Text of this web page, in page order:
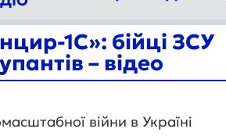
1С»: бійці ЗСУ
– відео
війни в Україні